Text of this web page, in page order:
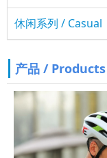
休闲系列 / Casual
产品 / Products